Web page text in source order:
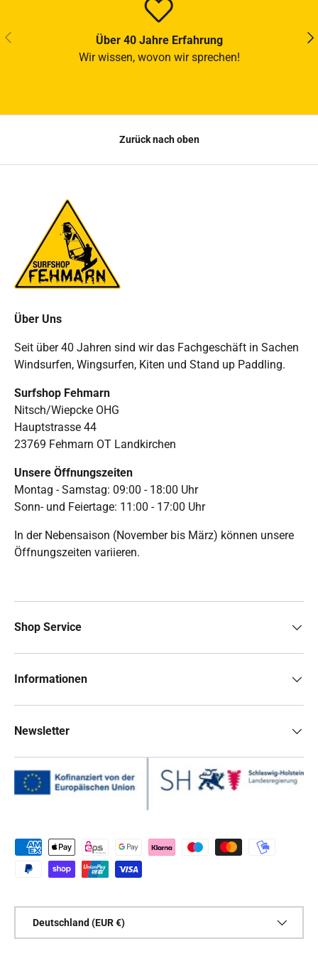
VORHERIGE
Über 40 Jahre Erfahrung
Wir wissen, wovon wir sprechen!
Zurück nach oben
Über Uns
Seit über 40 Jahren sind wir das Fachgeschäft in Sachen
Windsurfen, Wingsurfen, Kiten und Stand up Paddling.
Surfshop Fehmarn
Nitsch/Wiepcke OHG
Hauptstrasse 44
23769 Fehmarn OT Landkirchen
Unsere Öffnungszeiten
Montag - Samstag: 09:00 - 18:00 Uhr
Sonn- und Feiertage: 11:00 - 17:00 Uhr
In der Nebensaison (November bis März) können unsere
Öffnungszeiten variieren.
Shop Service
Informationen
Newsletter
Zahlungsmethoden
Deutschland (EUR €)